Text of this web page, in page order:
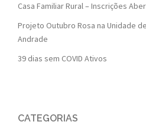
Casa Familiar Rural – Inscrições
Projeto Outubro Rosa na Unidade
Andrade
39 dias sem COVID Ativos
CATEGORIAS